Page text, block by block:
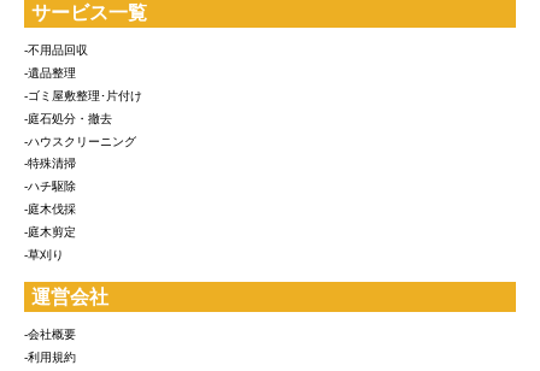
サービス一覧
-不用品回収
-遺品整理
-ゴミ屋敷整理･片付け
-庭石処分・撤去
-ハウスクリーニング
-特殊清掃
-ハチ駆除
-庭木伐採
-庭木剪定
-草刈り
運営会社
-会社概要
-利用規約